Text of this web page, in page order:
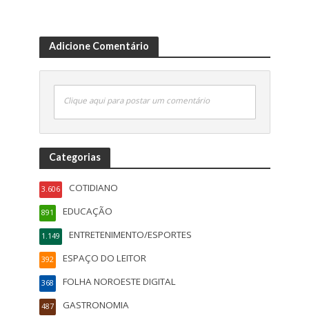
Adicione Comentário
Clique aqui para postar um comentário
Categorias
COTIDIANO
3.606
EDUCAÇÃO
891
ENTRETENIMENTO/ESPORTES
1.149
ESPAÇO DO LEITOR
392
FOLHA NOROESTE DIGITAL
368
GASTRONOMIA
487